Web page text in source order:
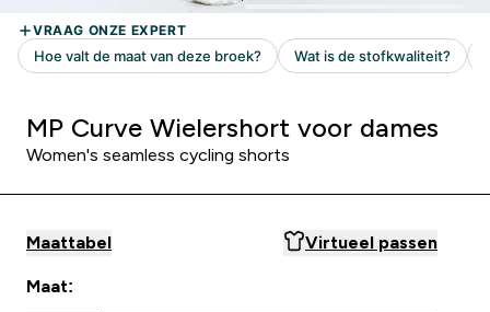
MP Curve Wielershort voor dames
Women's seamless cycling shorts
Maattabel Virtueel passen
Maat: